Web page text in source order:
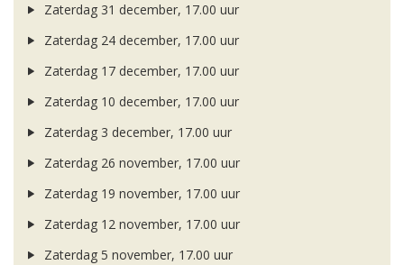
Zaterdag 31 december, 17.00 uur
Zaterdag 24 december, 17.00 uur
Zaterdag 17 december, 17.00 uur
Zaterdag 10 december, 17.00 uur
Zaterdag 3 december, 17.00 uur
Zaterdag 26 november, 17.00 uur
Zaterdag 19 november, 17.00 uur
Zaterdag 12 november, 17.00 uur
Zaterdag 5 november, 17.00 uur